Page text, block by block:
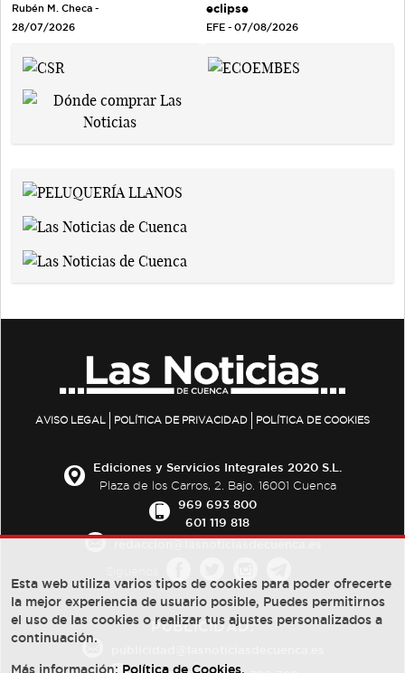
Rubén M. Checa -
28/07/2026
eclipse
EFE - 07/08/2026
AVISO LEGAL POLÍTICA DE PRIVACIDAD POLÍTICA DE COOKIES
Ediciones y Servicios Integrales 2020 S.L.
Plaza de los Carros, 2. Bajo. 16001 Cuenca
969 693 800
601 119 818
PUBLICIDAD:
Esta web utiliza varios tipos de cookies para poder ofrecerte
la mejor experiencia de usuario posible, Puedes permitirnos
el uso de las cookies o realizar tus ajustes personalizados a
continuación.
Más información: Política de Cookies.